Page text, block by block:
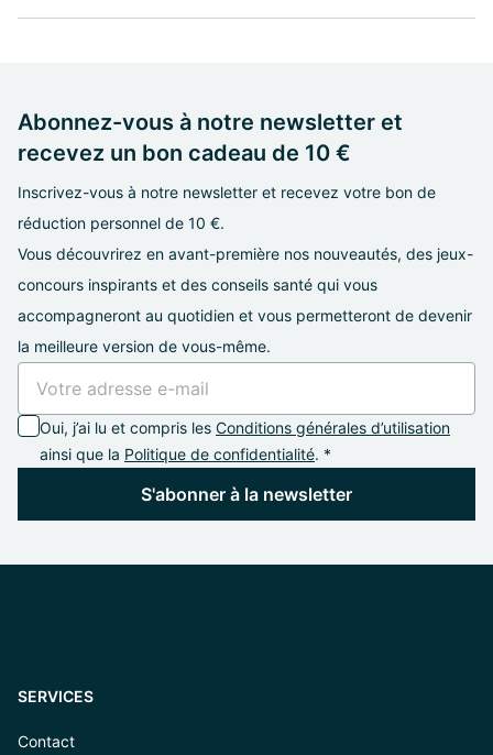
Abonnez-vous à notre newsletter et
recevez un bon cadeau de 10 €
Inscrivez-vous à notre newsletter et recevez votre bon de
réduction personnel de 10 €.
Vous découvrirez en avant-première nos nouveautés, des jeux-
concours inspirants et des conseils santé qui vous
accompagneront au quotidien et vous permetteront de devenir
la meilleure version de vous-même.
Oui, j’ai lu et compris les Conditions générales d’utilisation
ainsi que la Politique de confidentialité. *
S'abonner à la newsletter
SERVICES
Contact